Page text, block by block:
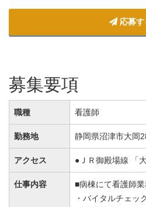
応募す
募集要項
職種 看護師
勤務地 静岡県沼津市大岡
アクセス ●ＪＲ御殿場線 「
仕事内容
■病棟にて看護師
・バイタルチェッ